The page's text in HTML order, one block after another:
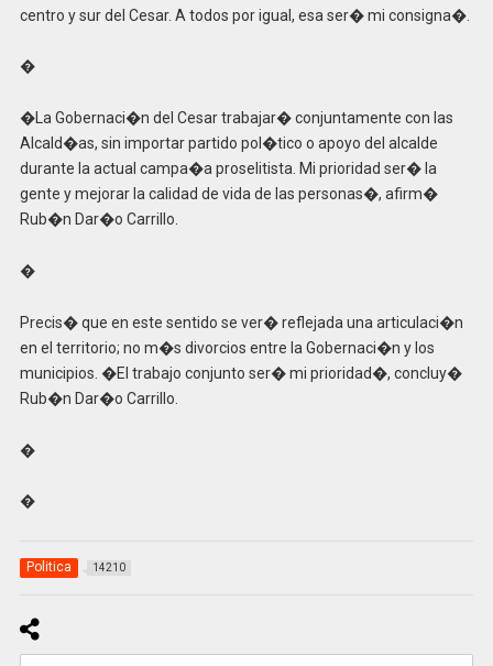
centro y sur del Cesar. A todos por igual, esa ser� mi consigna�.
�
�La Gobernaci�n del Cesar trabajar� conjuntamente con las
Alcald�as, sin importar partido pol�tico o apoyo del alcalde
durante la actual campa�a proselitista. Mi prioridad ser� la
gente y mejorar la calidad de vida de las personas�, afirm�
Rub�n Dar�o Carrillo.
�
Precis� que en este sentido se ver� reflejada una articulaci�n
en el territorio; no m�s divorcios entre la Gobernaci�n y los
municipios. �El trabajo conjunto ser� mi prioridad�, concluy�
Rub�n Dar�o Carrillo.
�
�
Politica 14210